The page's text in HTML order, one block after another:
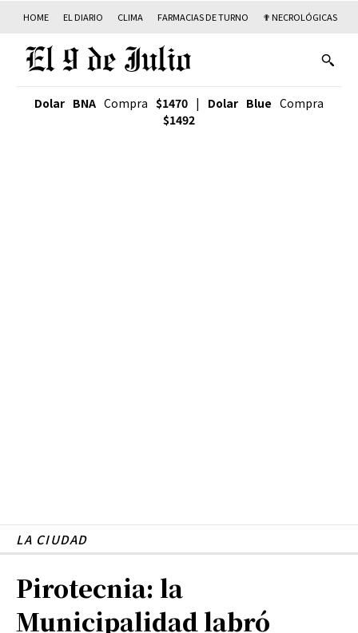
HOME EL DIARIO CLIMA FARMACIAS DE TURNO ✟ NECROLÓGICAS
Dolar BNA Compra $1470 | Dolar Blue Compra
$1492
LA CIUDAD
Pirotecnia: la
Municipalidad labró